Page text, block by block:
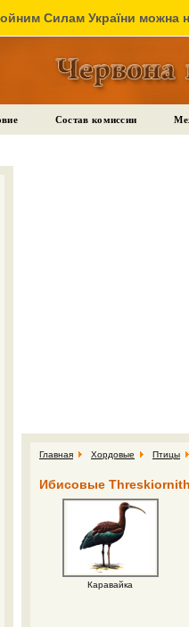
Силам України можна
Состав комиссии
Главная Хордовые Птицы
Ибисовые
Каравайка